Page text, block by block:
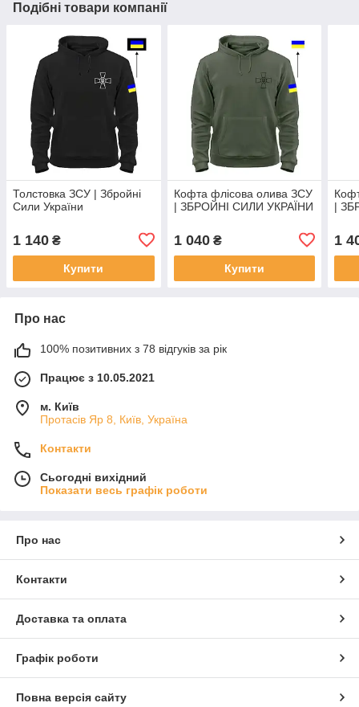
Подібні товари компанії
Толстовка ЗСУ | Збройні
Сили України
1 140 ₴
Купити
Кофта флісова олива ЗСУ
| ЗБРОЙНІ СИЛИ УКРАЇНИ
1 040₴
Купити
|
1
Про нас
100% позитивних з 78 відгуків за рік
Працює з 10.05.2021
м. Київ
Протасів Яр 8, Київ, Україна
Контакти
Сьогодні вихідний
Показати весь графік роботи
Про нас
Контакти
Доставка та оплата
Графік роботи
Повна версія сайту